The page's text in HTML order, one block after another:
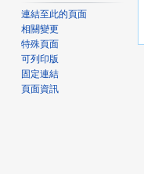
連結至此的頁面
相關變更
特殊頁面
可列印版
固定連結
頁面資訊